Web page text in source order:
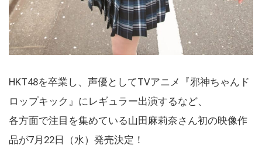
HKT48を卒業し、声優としてTVアニメ『邪神ちゃんド
ロップキック』にレギュラー出演するなど、
各方面で注目を集めている山田麻莉奈さん初の映像作
品が7月22日（水）発売決定！